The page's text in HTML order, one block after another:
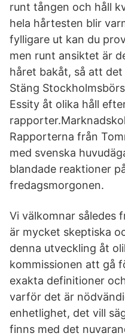
runt tången och håll
hela hårtesten blir
fylligare ut kan du
men runt ansiktet är
håret bakåt, så att
Stäng
Essity åt olika håll
Rapporterna från
med svenska
blandade reaktioner
fredagsmorgonen.
Vi välkomnar således
är mycket skeptiska
denna utveckling åt
kommissionen att gå
exakta definitioner
varför det är
enhetlighet, det vill
finns med det